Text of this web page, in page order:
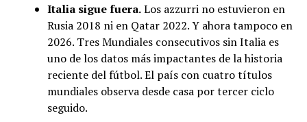
Italia sigue fuera.Los azzurri no estuvieron en
Rusia 2018 ni en Qatar 2022. Y ahora tampoco en
2026. Tres Mundiales consecutivos sin Italia es
uno de los datos más impactantes de la historia
reciente del fútbol. El país con cuatro títulos
mundiales observa desde casa por tercer ciclo
seguido.